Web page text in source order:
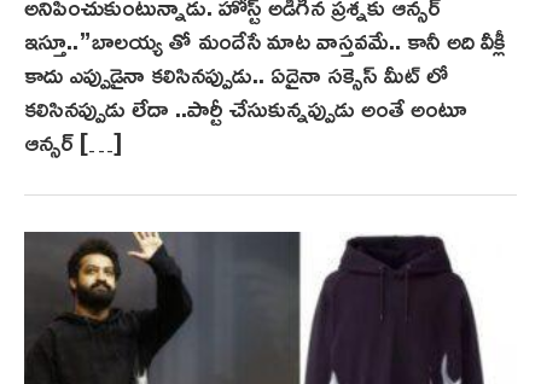
1
2
2
ఇస్తూ..”బాలయ్య తో మందేసే మాట వాస్తవమే.. కానీ అది వీక్లీ
కాదు ఎప్పుడైనా కలిసినప్పుడు.. ఏదైనా సక్సెస్ మీట్ లో
కలిసినప్పుడు లేదా ..పార్టీ చేసుకున్నప్పుడు అంతే అంటూ
ఆన్సర్ […]